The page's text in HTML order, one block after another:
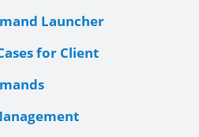
Launcher
for Client